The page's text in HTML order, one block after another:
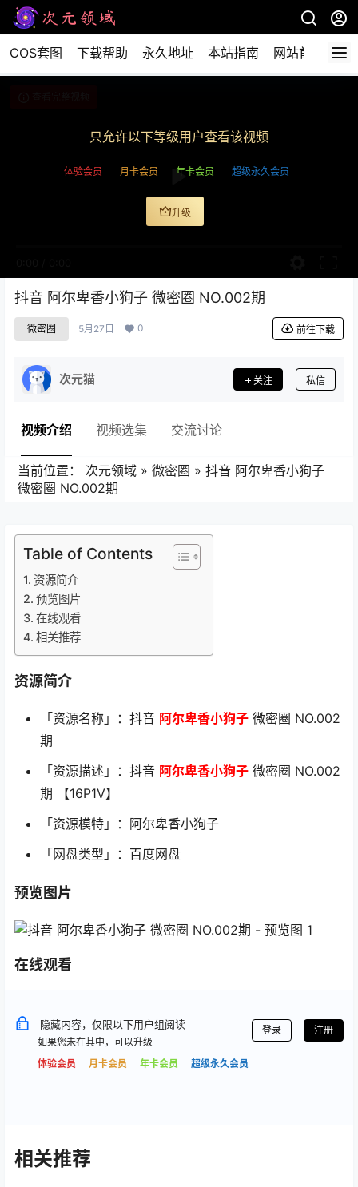
COS套图 下载帮助 永久地址 本站指南 网站首页
只允许以下等级用户查看该视频
体验会员 月卡会员 年卡会员 超级永久会员
升级
抖音 阿尔卑香小狗子 微密圈 NO.002期
微密圈 5月27日 0 前往下载
次元猫 关注 私信
视频介绍 视频选集 交流讨论
当前位置： 次元领域 » 微密圈 » 抖音 阿尔卑香小狗子
微密圈 NO.002期
Table of Contents
资源简介
预览图片
在线观看
相关推荐
资源简介
「资源名称」：抖音 阿尔卑香小狗子 微密圈 NO.002
期
「资源描述」：抖音 阿尔卑香小狗子 微密圈 NO.002
期 【16P1V】
「资源模特」：阿尔卑香小狗子
「网盘类型」：百度网盘
预览图片
在线观看
隐藏内容，仅限以下用户组阅读
如果您未在其中，可以升级
体验会员
月卡会员 年卡会员 超级永久会员
登录 注册
相关推荐